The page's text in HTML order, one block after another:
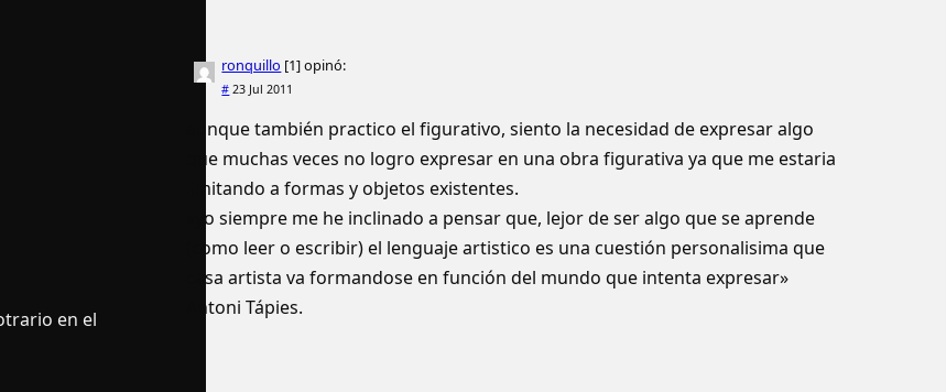
en el
ronquillo [1]opinó:
# 23 Jul 2011
aunque también practico el figurativo, siento la necesidad de expresar algo
que muchas veces no logro expresar en una obra figurativa ya que me estaria
limitando a formas y objetos existentes.
«yo siempre me he inclinado a pensar que, lejor de ser algo que se aprende
(como leer o escribir) el lenguaje artistico es una cuestión personalisima que
casa artista va formandose en función del mundo que intenta expresar»
Antoni Tápies.